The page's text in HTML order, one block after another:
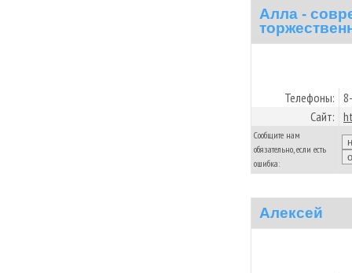
Aлла -
Телефоны:
Сайт:
Сообщите нам
обязательно, если есть
ошибка:
Алексей